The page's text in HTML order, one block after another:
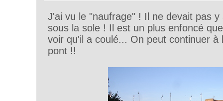
J'ai vu le "naufrage" ! Il ne devait pas
sous la sole ! Il est un plus enfoncé
voir qu'il a coulé... On peut continuer à
pont !!